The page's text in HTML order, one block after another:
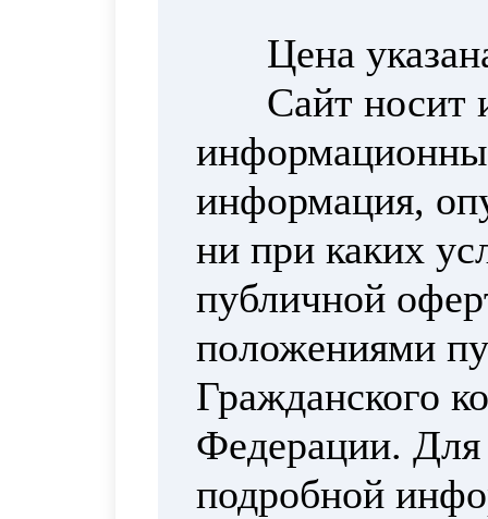
Цена
Сайт носит
информация,
ни при каких
публичной
положениями
Гражданского
Федерации. Для
подробной